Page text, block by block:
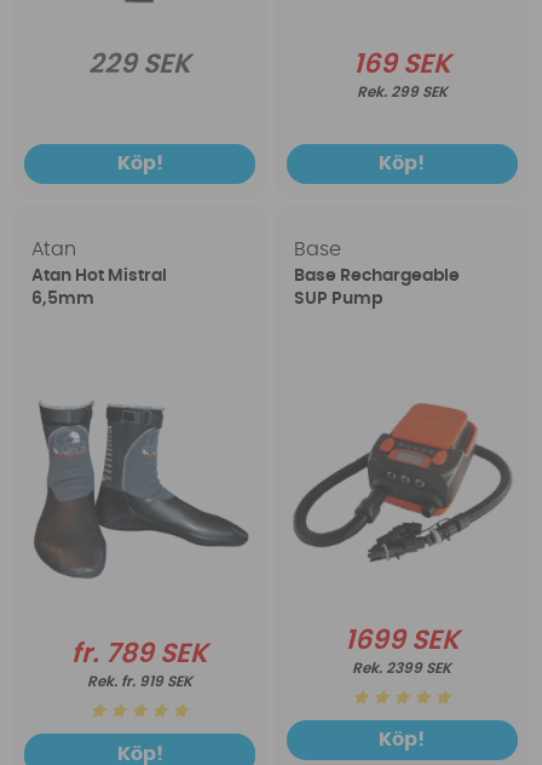
229 SEK
Köp!
169 SEK
299 SEK
Köp!
Atan
Atan Hot Mistral
6,5mm
fr. 789 SEK
fr. 919 SEK
Köp!
Base
Base Rechargeable
SUP Pump
1699 SEK
2399 SEK
Köp!